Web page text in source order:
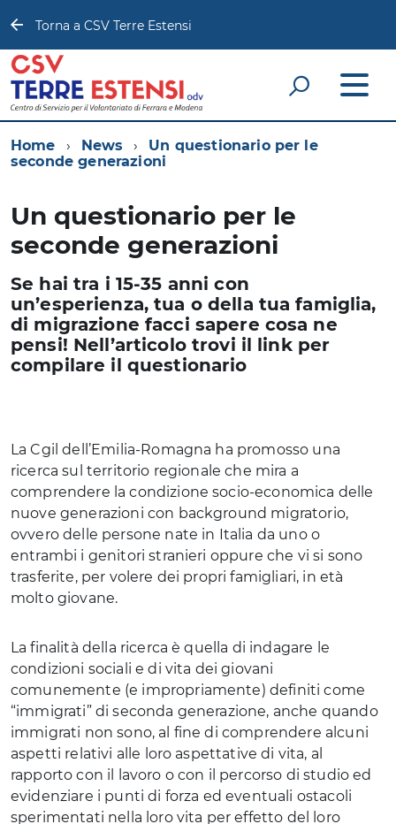
Torna a CSV Terre Estensi
Home News
Un questionario per le
seconde generazioni
Un questionario per le
seconde generazioni
Se hai tra i 15-35 anni con
un’esperienza, tua o della tua famiglia,
di migrazione facci sapere cosa ne
pensi! Nell’articolo trovi il link per
compilare il questionario
La Cgil dell’Emilia-Romagna ha promosso una
ricerca sul territorio regionale che mira a
comprendere la condizione socio-economica delle
nuove generazioni con background migratorio,
ovvero delle persone nate in Italia da uno o
entrambi i genitori stranieri oppure che vi si sono
trasferite, per volere dei propri famigliari, in età
molto giovane.
La finalità della ricerca è quella di indagare le
condizioni sociali e di vita dei giovani
comunemente (e impropriamente) definiti come
“immigrati” di seconda generazione, anche quando
immigrati non sono, al fine di comprendere alcuni
aspetti relativi alle loro aspettative di vita, al
rapporto con il lavoro o con il percorso di studio ed
evidenziare i punti di forza ed eventuali ostacoli
sperimentati nella loro vita per effetto del loro